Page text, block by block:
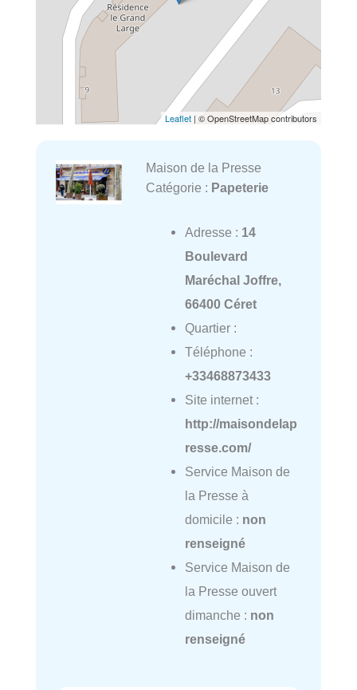
Leaflet | © OpenStreetMap contributors
Maison de la Presse
Catégorie : Papeterie
Adresse : 14
Boulevard
Maréchal Joffre,
66400 Céret
Quartier :
Téléphone :
+33468873433
Site internet :
http://maisondelap
resse.com/
Service Maison de
la Presse à
domicile : non
renseigné
Service Maison de
la Presse ouvert
dimanche : non
renseigné